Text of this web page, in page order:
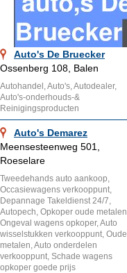
Auto's De Bruecker
Ossenberg 108, Balen
Autohandel, Auto's, Autodealer,
Auto's-onderhouds-&
Reinigingsproducten
Auto's Demarez
Meensesteenweg 501,
Roeselare
Tweedehands auto aankoop,
Occasiewagens verkooppunt,
Depannage Takeldienst 24/7,
Autopech, Opkoper oude metalen,
Ongeval wagens opkoper, Auto
wisselstukken verkooppunt, Oude
metalen, Auto onderdelen
verkooppunt, Schade wagens
opkoper goede prijs